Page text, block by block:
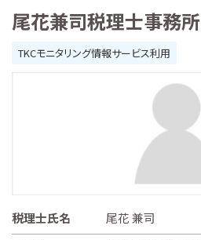
尾花兼司税理士事務所
TKCモニタリング情報サービス利用
税理士氏名
尾花 兼司